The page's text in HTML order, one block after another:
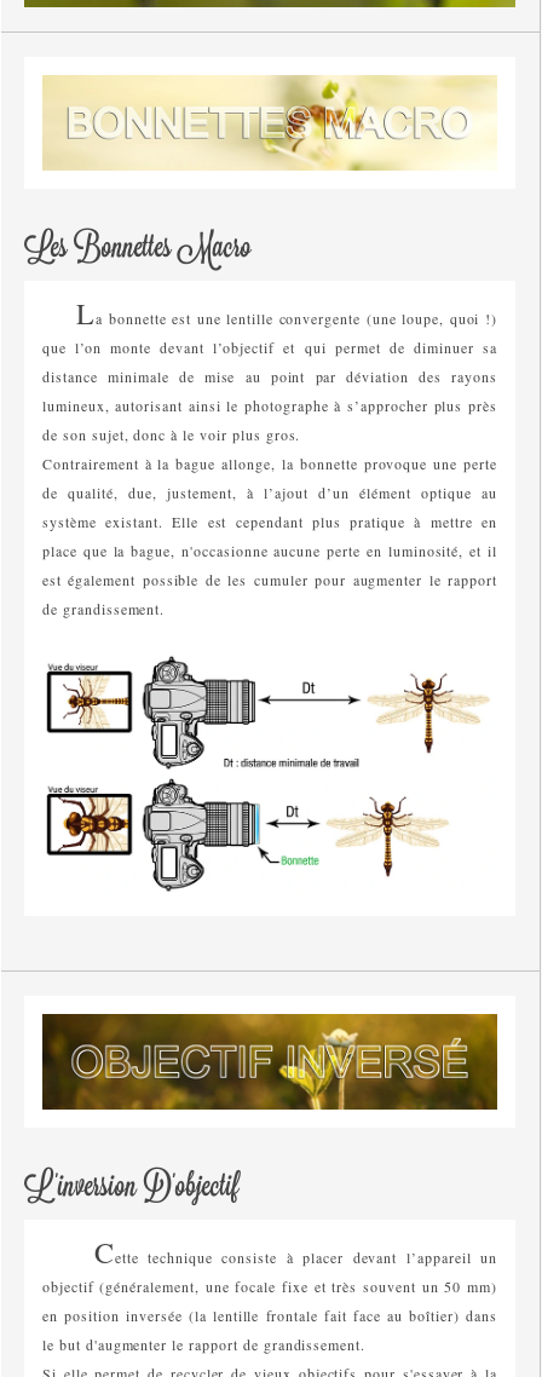
Les Bonnettes Macro
La bonnette est une lentille convergente (une loupe, quoi !)
que l’on monte devant l’objectif et qui permet de diminuer sa
distance minimale de mise au point par déviation des rayons
lumineux, autorisant ainsi le photographe à s’approcher plus près
de son sujet, donc à le voir plus gros.
Contrairement à la bague allonge, la bonnette provoque une perte
de qualité, due, justement, à l’ajout d’un élément optique au
système existant. Elle est cependant plus pratique à mettre en
place que la bague, n'occasionne aucune perte en luminosité, et il
est également possible de les cumuler pour augmenter le rapport
de grandissement.
L'inversion D'objectif
Cette technique consiste à placer devant l’appareil un
objectif (généralement, une focale fixe et très souvent un 50 mm)
en position inversée (la lentille frontale fait face au boîtier) dans
le but d'augmenter le rapport de grandissement.